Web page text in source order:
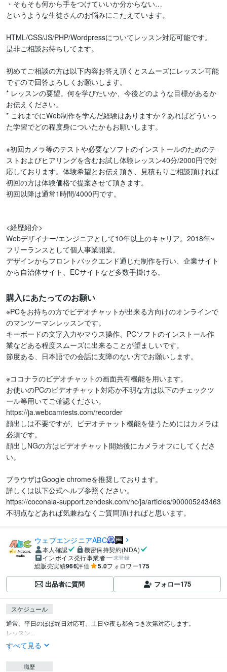
・そもそも何から手をつけていいか分からない…
というような生徒さんのお悩みにこたえています。
HTML/CSS/JS/PHP/Wordpressについてレッスン対応可能です。
是非ご相談お待ちしてます。
初めてご相談の方は以下内容お答え頂くとスムーズにレッスン可能
ですので回答よろしくお願いします。
* レッスンの要望。何を学びたいか、今後どのような目標があるか
お伝えください。
* これまでにWeb制作を学んだ経験はありますか？あればどういっ
た学習でどの程度身についたかもお願いします。
※初回カメラ等のテストや必要なソフトのインストールのためのテ
ストおよびヒアリングを含むお試し体験レッスン40分/2000円で対
応しております。体験希望とお伝え頂き、見積もりご相談頂ければ
初回の方は体験価格で提案させて頂きます。
初回以降は通常1時間/4000円です。
<経歴紹介>
Webデザイナー/エンジニアとして10年以上のキャリア。2018年~
フリーランスとして個人事業開業。
デザインからフロントバックエンド通じた制作を行い、企業サイト
から自治体サイト、ECサイトなど多数手掛ける。
購入にあたってのお願い
※PCをお持ちの方でビデオチャットが出来る方向けのオンラインで
のマンツーマンレッスンです。
キーボードの文字入力やマウス操作、PCソフトのインストール作
業などある程度スムーズに出来ることが望ましいです。
節度ある、日本語での会話に支障のない方でお願いします。
※ココナラのビデオチャットの画面共有機能を用います。
お使いのPCのビデオチャット対応か不明な方は以下のチェックツ
ール等用いてご確認ください。
https://ja.webcamtests.com/recorder
顔出しは不要ですが、ビデオチャット機能を使うためにはカメラは
必須です。
顔出しNGの方はビデオチャット開始後にカメラオフにしてくださ
い。
ブラウザはGoogle chromeを推奨しております。
詳しくは以下公式ヘルプ参照ください。
https://coconala-support.zendesk.com/hc/ja/articles/900005243463
不明点などあれば気兼ねなくご質問頂ければと思います。
ウェブエンジニアABC
本人確認
機密保持契約(NDA)
インボイス発行事業者
未登録
総販売実績966評価 5.0フォロワー175
出品者に質問 フォロー175
スケジュール
通常、平日のほぼ終日対応可。土日や夜も都合つき次第対応します。
レッスン...
すべて見る
職歴